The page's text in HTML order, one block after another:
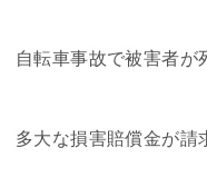
自転車事故で被害者が
多大な損害賠償金が請